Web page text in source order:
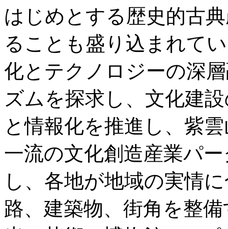
はじめとする歴史的古
ることも盛り込まれて
化とテクノロジーの深
ズムを探求し、文化建
と情報化を推進し、紫
一流の文化創造産業パ
し、各地が地域の実情
路、建築物、街角を整